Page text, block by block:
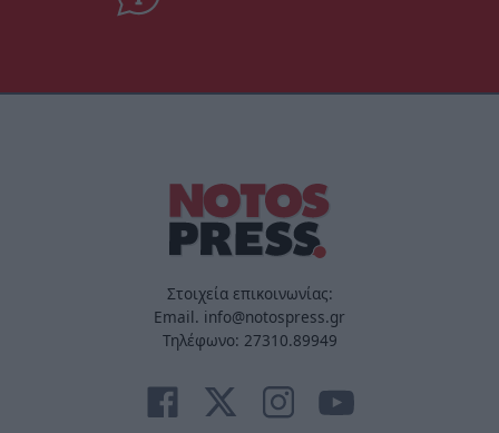
Στοιχεία επικοινωνίας:
Email. info@notospress.gr
Τηλέφωνο: 27310.89949